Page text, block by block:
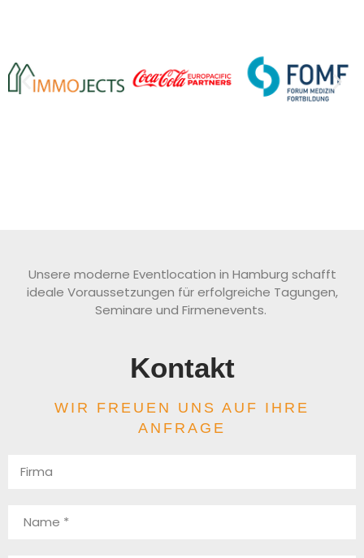
Unsere moderne Eventlocation in Hamburg schafft
ideale Voraussetzungen für erfolgreiche Tagungen,
Seminare und Firmenevents.
Kontakt
WIR FREUEN UNS AUF IHRE
ANFRAGE